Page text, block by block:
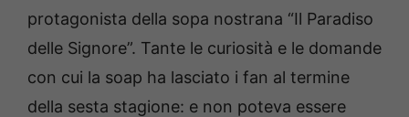
protagonista della sopa nostrana “Il Paradiso
delle Signore”. Tante le curiosità e le domande
con cui la soap ha lasciato i fan al termine
della sesta stagione: e non poteva essere